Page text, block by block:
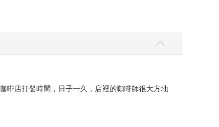
啡店打發時間，日子一久，店裡的咖啡師很大方地